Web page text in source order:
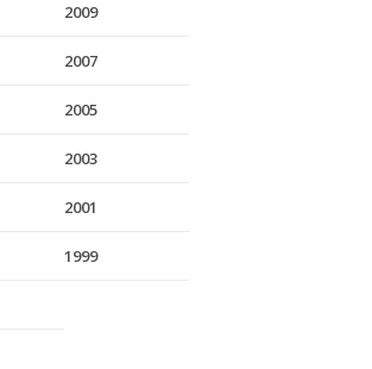
2009
2007
2005
2003
2001
1999